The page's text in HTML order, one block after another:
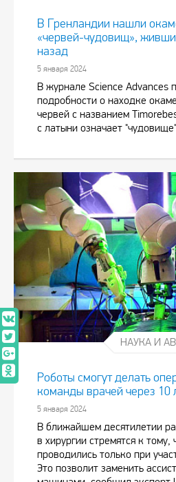
В Гренландии нашли
«червей-чудовищ»,
назад
5 января 2024
В журнале Science Advances
подробности о находке
червей с названием
с латыни означает
НАУКА И
Роботы смогут делать
команды врачей через 10
5 января 2024
В ближайшем десятилетии
в хирургии стремятся к
проводились только при
Это позволит заменить